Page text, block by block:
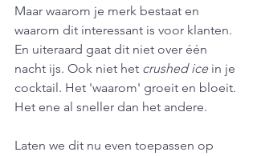
Maar waarom je merk bestaat en
waarom dit interessant is voor klanten.
En uiteraard gaat dit niet over één
nacht ijs. Ook niet het crushed ice in je
cocktail. Het 'waarom' groeit en bloeit.
Het ene al sneller dan het andere.
Laten we dit nu even toepassen op